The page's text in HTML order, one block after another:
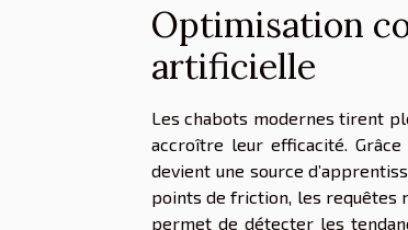
Optimisation
artificielle
Les chabots modernes tirent
accroître leur efficacité. Grâce
devient une source
points de friction, les requêtes
permet de détecter les